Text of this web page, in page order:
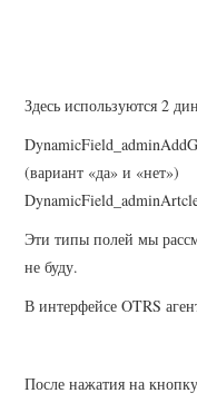
Здесь используются 2
(вариант «да» и «нет»)
Эти типы полей мы
не буду.
В интерфейсе OTRS
После нажатия на